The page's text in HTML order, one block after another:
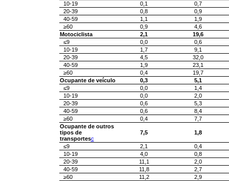
10-19
0,1
0,7
20-39
0,8
0,9
40-59
1,1
1,9
≥60
0,9
4,6
Motociclista
2,1
19,6
≤9
0,0
0,6
10-19
1,7
9,1
20-39
4,5
32,0
40-59
1,9
23,1
≥60
0,4
19,7
Ocupante de veículo
0,3
5,1
≤9
0,0
1,4
10-19
0,0
2,0
20-39
0,6
5,3
40-59
0,6
8,4
≥60
0,4
7,7
Ocupante de outros
tipos de
transportesc
7,5 1,8
≤9 2,1
0,4
10-19
4,0
0,8
20-39
11,1
2,0
40-59
11,8
2,7
≥60
11,2 2,9